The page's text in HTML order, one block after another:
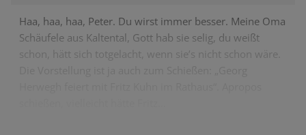
Haa, haa, haa, Peter. Du wirst immer besser. Meine Oma
Schäufele aus Kaltental, Gott hab sie selig, du weißt
schon, hätt sich totgelacht, wenn sie’s nicht schon wäre.